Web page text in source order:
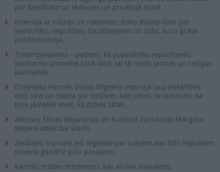
par kaislībām uz skatuves un privātajā dzīvē.
Intervija ar mūziķi un rakstnieci Ilonu Balodi-Ūdri par
vientulību, neprātību, bezdibeņiem un dzīvi, kuru grāva
pašdestrukcija.
Tinderpavasaris – padomi, kā populārāko iepazīšanās
platformu izmantot savā labā, lai tā nestu jaunas un cerīgas
pazīšanās.
Dzejnieks Henriks Eliass Zēgners intervijā ļauj ieskatīties
dziļi sevī un stāsta par brīžiem, kad juties tik aizlauzts, ka
bijis jāmeklē veidi, kā dzīvot tālāk.
Aktrises Elīnas Bojarkinas un kultūras žurnālista Marģera
Majora attiecību stāsts.
Ziedlapu hipnoze jeb leģenda par tulpēm, kas līdz neprātam
noveda gandrīz pusi pasaules.
Karstās modes tendences, kas aicina atsaukties.